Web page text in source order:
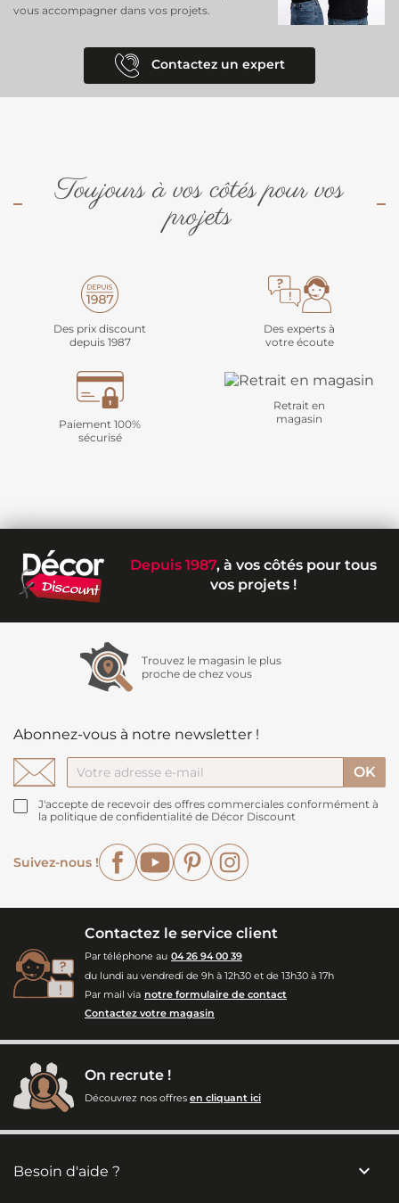
vous accompagner dans vos projets.
Contactez un expert
Toujours à vos côtés pour vos
projets
Des prix discount
depuis 1987
Des experts à
votre écoute
Paiement 100%
sécurisé
Retrait en
magasin
Depuis 1987, à vos côtés pour tous
vos projets !
Trouvez le magasin le plus
proche de chez vous
Abonnez-vous à notre newsletter !
J'accepte de recevoir des offres commerciales conformément à
la politique de confidentialité de Décor Discount
Suivez-nous !
FacebookYouTubePinterest
Contactez le service client
Par téléphone au 04 26 94 00 39
du lundi au vendredi de 9h à 12h30 et de 13h30 à 17h
Par mail via notre formulaire de contact
Contactez votre magasin
On recrute !
Découvrez nos offres en cliquant ici
Besoin d'aide ?
